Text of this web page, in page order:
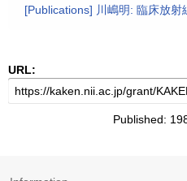
[Publications] 川嶋明: 臨床放射
URL:
Published: